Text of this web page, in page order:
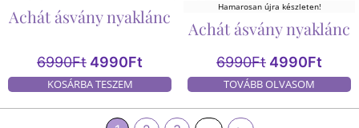
Achát ásvány nyaklánc
6990Ft 4990Ft
KOSÁRBA TESZEM
Hamarosan újra készleten!
Achát ásvány nyaklánc
6990Ft 4990Ft
TOVÁBB OLVASOM